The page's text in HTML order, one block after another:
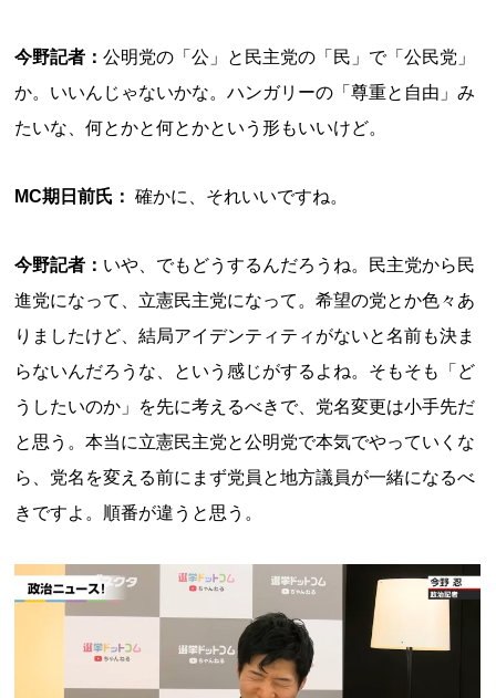
今野記者：公明党の「公」と民主党の「民」で「公民党」
か。いいんじゃないかな。ハンガリーの「尊重と自由」み
たいな、何とかと何とかという形もいいけど。
MC期日前氏： 確かに、それいいですね。
今野記者： いや、でもどうするんだろうね。民主党から民
進党になって、立憲民主党になって。希望の党とか色々あ
りましたけど、結局アイデンティティがないと名前も決ま
らないんだろうな、という感じがするよね。そもそも「ど
うしたいのか」を先に考えるべきで、党名変更は小手先だ
と思う。本当に立憲民主党と公明党で本気でやっていくな
ら、党名を変える前にまず党員と地方議員が一緒になるべ
きですよ。順番が違うと思う。